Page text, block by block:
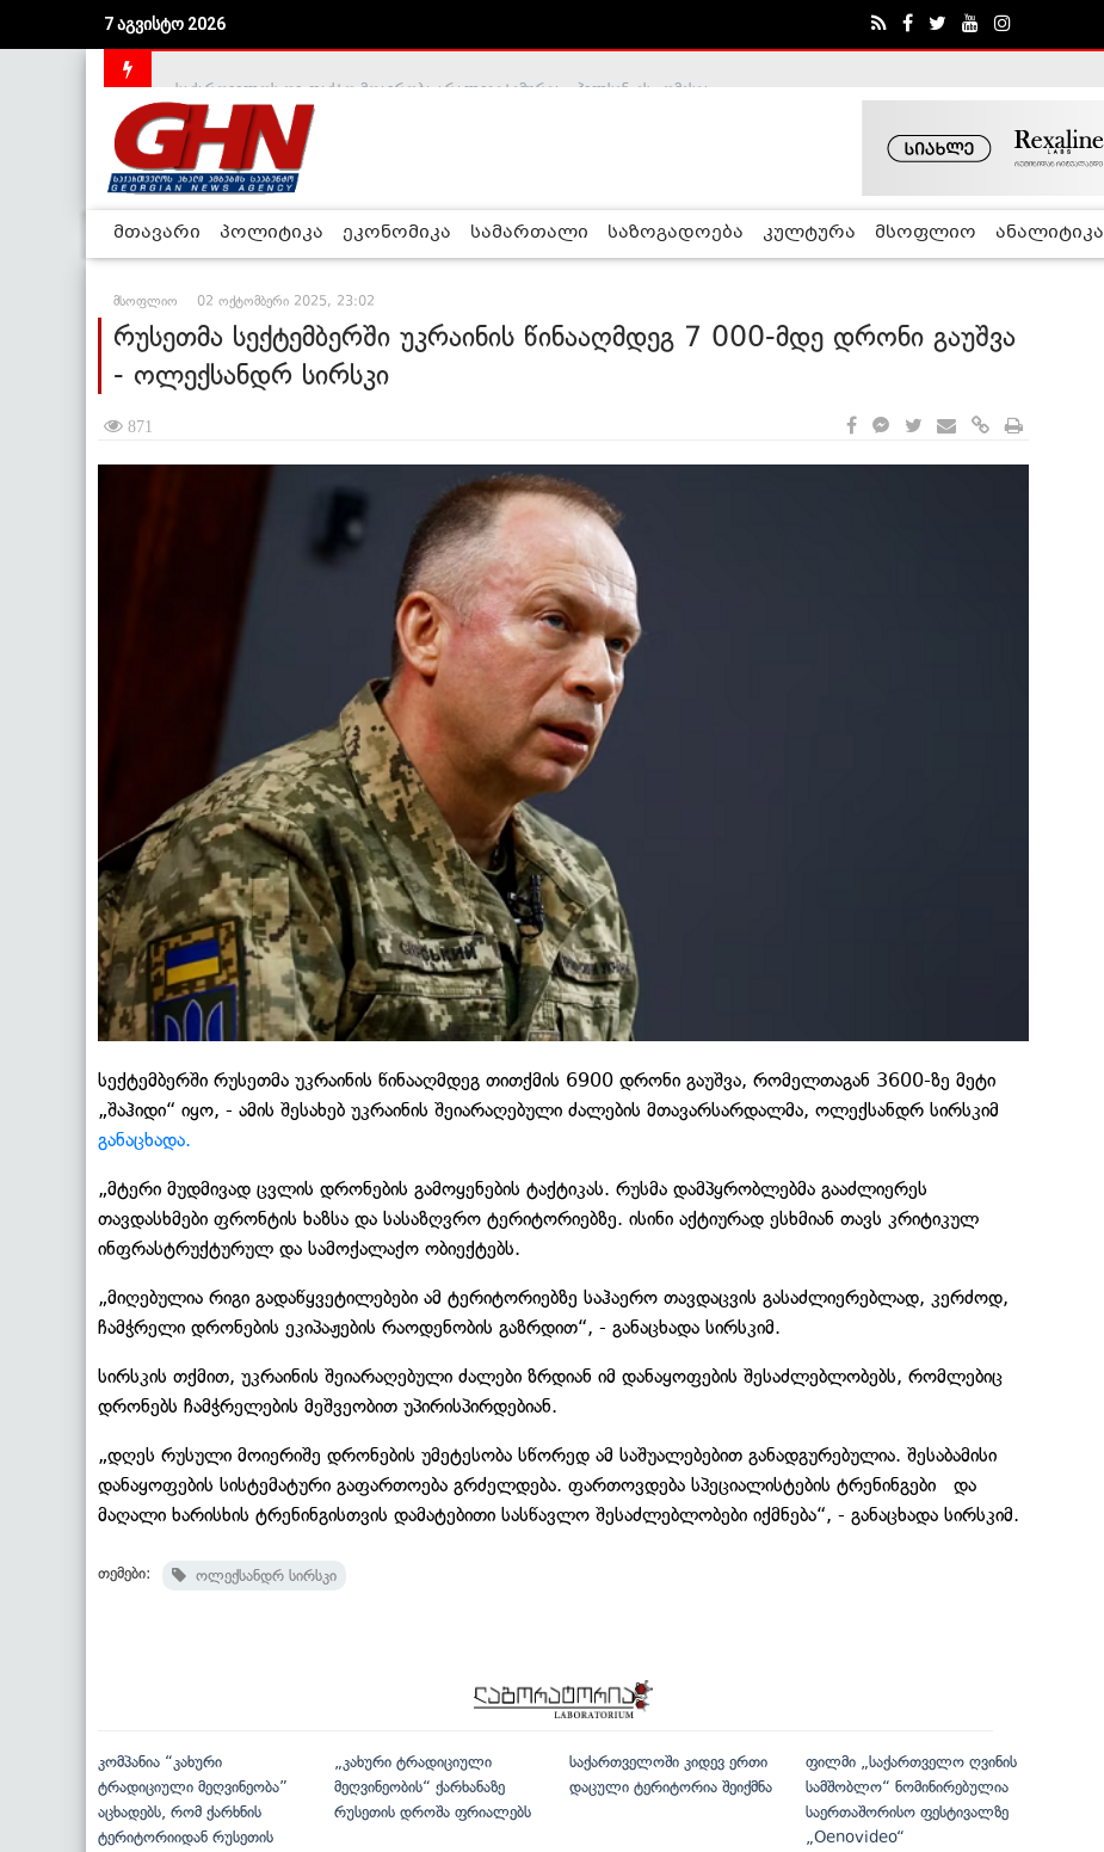
7 აგვისტო 2026
მთავარი პოლიტიკა ეკონომიკა სამართალი საზოგადოება კულტურა მსოფლიო ანალიტიკა
მსოფლიო 02 ოქტომბერი 2025, 23:02
რუსეთმა სექტემბერში უკრაინის წინააღმდეგ 7 000-მდე დრონი გაუშვა
- ოლექსანდრ სირსკი
871
სექტემბერში რუსეთმა უკრაინის წინააღმდეგ თითქმის 6900 დრონი გაუშვა, რომელთაგან 3600-ზე მეტი
„შაჰიდი“ იყო, - ამის შესახებ უკრაინის შეიარაღებული ძალების მთავარსარდალმა, ოლექსანდრ სირსკიმ
განაცხადა.
„მტერი მუდმივად ცვლის დრონების გამოყენების ტაქტიკას. რუსმა დამპყრობლებმა გააძლიერეს
თავდასხმები ფრონტის ხაზსა და სასაზღვრო ტერიტორიებზე. ისინი აქტიურად ესხმიან თავს კრიტიკულ
ინფრასტრუქტურულ და სამოქალაქო ობიექტებს.
„მიღებულია რიგი გადაწყვეტილებები ამ ტერიტორიებზე საჰაერო თავდაცვის გასაძლიერებლად, კერძოდ,
ჩამჭრელი დრონების ეკიპაჟების რაოდენობის გაზრდით“, - განაცხადა სირსკიმ.
სირსკის თქმით, უკრაინის შეიარაღებული ძალები ზრდიან იმ დანაყოფების შესაძლებლობებს, რომლებიც
დრონებს ჩამჭრელების მეშვეობით უპირისპირდებიან.
„დღეს რუსული მოიერიშე დრონების უმეტესობა სწორედ ამ საშუალებებით განადგურებულია. შესაბამისი
დანაყოფების სისტემატური გაფართოება გრძელდება. ფართოვდება სპეციალისტების ტრენინგები და
მაღალი ხარისხის ტრენინგისთვის დამატებითი სასწავლო შესაძლებლობები იქმნება“, - განაცხადა სირსკიმ.
თემები: ოლექსანდრ სირსკი
კომპანია “კახური
ტრადიციული მეღვინეობა”
აცხადებს, რომ ქარხნის
ტერიტორიიდან რუსეთის
„კახური ტრადიციული
მეღვინეობის“ ქარხანაზე
რუსეთის დროშა ფრიალებს
საქართველოში კიდევ ერთი
დაცული ტერიტორია შეიქმნა
ფილმი „საქართველო ღვინის
სამშობლო“ ნომინირებულია
საერთაშორისო ფესტივალზე
„Oenovideo“